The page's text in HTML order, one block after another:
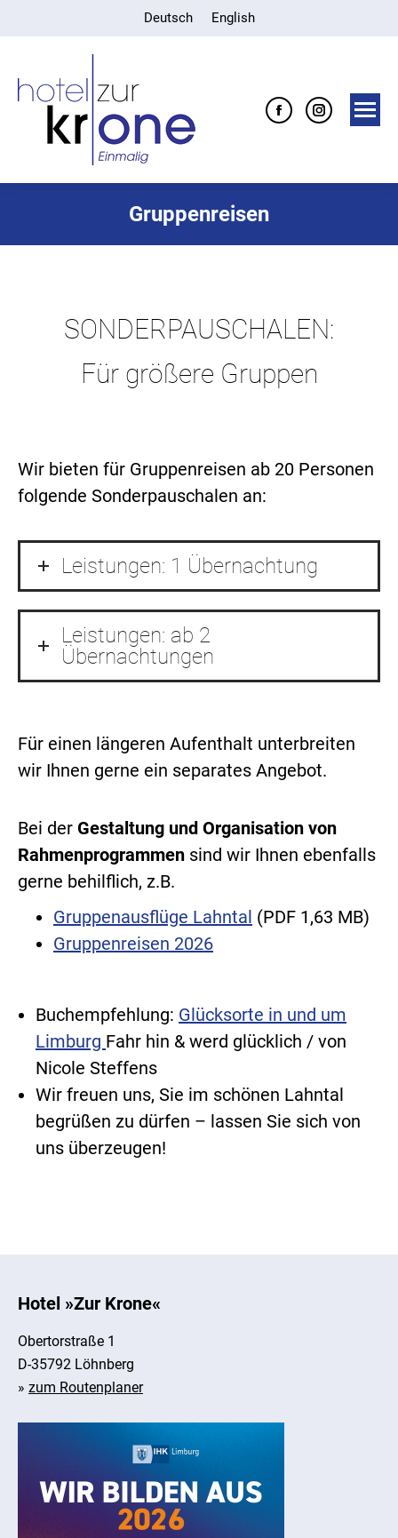
Deutsch English
Facebook
Gruppenreisen
SONDERPAUSCHALEN:
Für größere Gruppen
Wir bieten für Gruppenreisen ab 20 Personen
folgende Sonderpauschalen an:
Leistungen: 1 Übernachtung
Leistungen: ab 2
Übernachtungen
Für einen längeren Aufenthalt unterbreiten
wir Ihnen gerne ein separates Angebot.
Bei der Gestaltung und Organisation von
Rahmenprogrammen sind wir Ihnen ebenfalls
gerne behilflich, z.B.
Gruppenausflüge Lahntal (PDF 1,63 MB)
Gruppenreisen 2026
Buchempfehlung: Glücksorte in und um
Limburg Fahr hin & werd glücklich / von
Nicole Steffens
Wir freuen uns, Sie im schönen Lahntal
begrüßen zu dürfen – lassen Sie sich von
uns überzeugen!
Hotel »Zur Krone«
Obertorstraße 1
D-35792 Löhnberg
» zum Routenplaner